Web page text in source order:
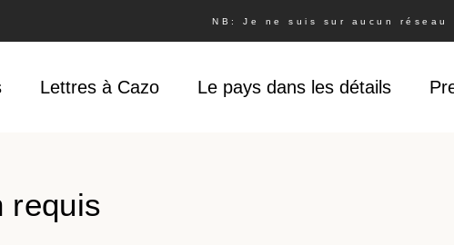
NB: Je ne suis sur aucun
Lettres à Cazo Le pays dans les détails
requis